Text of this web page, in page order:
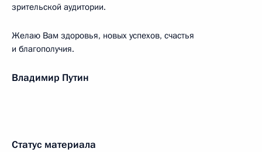
зрительской аудитории.
Желаю Вам здоровья, новых успехов, счастья
и благополучия.
Владимир Путин
Статус материала